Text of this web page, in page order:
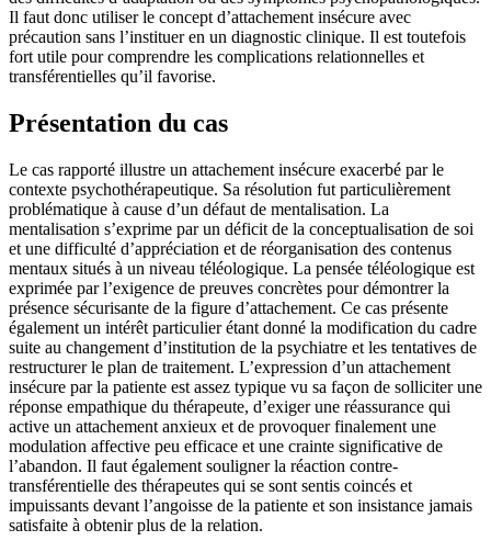
Il faut donc utiliser le concept d’attachement insécure avec
précaution sans l’instituer en un diagnostic clinique. Il est toutefois
fort utile pour comprendre les complications relationnelles et
transférentielles qu’il favorise.
Présentation du cas
Le cas rapporté illustre un attachement insécure exacerbé par le
contexte psychothérapeutique. Sa résolution fut particulièrement
problématique à cause d’un défaut de mentalisation. La
mentalisation s’exprime par un déficit de la conceptualisation de soi
et une difficulté d’appréciation et de réorganisation des contenus
mentaux situés à un niveau téléologique. La pensée téléologique est
exprimée par l’exigence de preuves concrètes pour démontrer la
présence sécurisante de la figure d’attachement. Ce cas présente
également un intérêt particulier étant donné la modification du cadre
suite au changement d’institution de la psychiatre et les tentatives de
restructurer le plan de traitement. L’expression d’un attachement
insécure par la patiente est assez typique vu sa façon de solliciter une
réponse empathique du thérapeute, d’exiger une réassurance qui
active un attachement anxieux et de provoquer finalement une
modulation affective peu efficace et une crainte significative de
l’abandon. Il faut également souligner la réaction contre-
transférentielle des thérapeutes qui se sont sentis coincés et
impuissants devant l’angoisse de la patiente et son insistance jamais
satisfaite à obtenir plus de la relation.